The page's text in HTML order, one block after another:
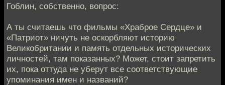
Гоблин, собственно, вопрос:
А ты считаешь что фильмы «Храброе Сердце» и
«Патриот» ничуть не оскорбляют историю
Великобритании и память отдельных исторических
личностей, там показанных? Может, стоит запретить
их, пока оттуда не уберут все соответствующие
упоминания имен и названий?